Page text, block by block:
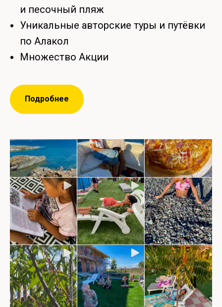
и песочный пляж
Уникальные авторские туры и путёвки
по Алакол
Множество Акции
Подробнее